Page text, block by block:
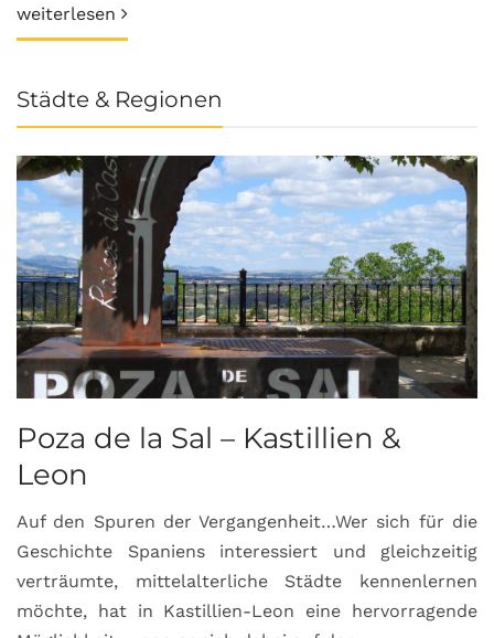
weiterlesen
Städte & Regionen
Poza de la Sal – Kastillien &
Leon
Auf den Spuren der Vergangenheit…Wer sich für die
Geschichte Spaniens interessiert und gleichzeitig
verträumte, mittelalterliche Städte kennenlernen
möchte, hat in Kastillien-Leon eine hervorragende